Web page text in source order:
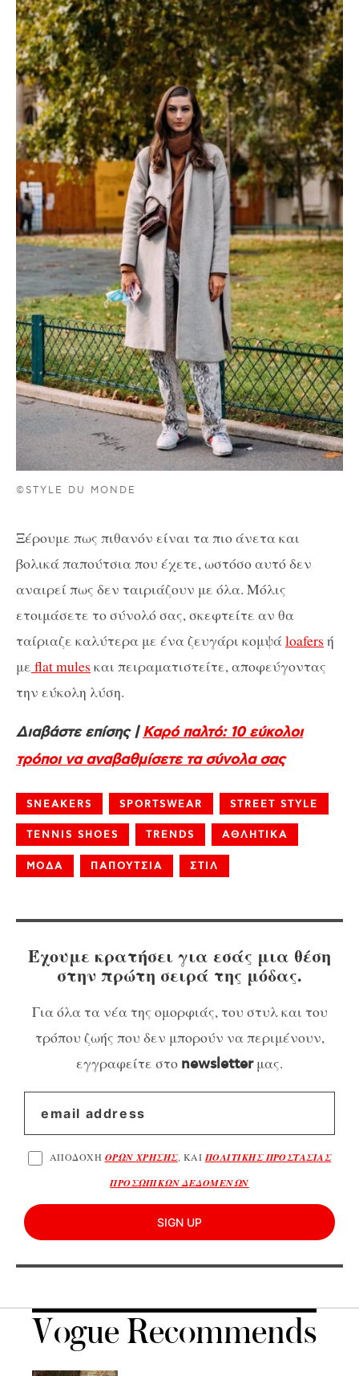
©STYLE DU MONDE
Ξέρουμε πως πιθανόν είναι τα πιο άνετα και
βολικά παπούτσια που έχετε, ωστόσο αυτό δεν
αναιρεί πως δεν ταιριάζουν με όλα. Μόλις
ετοιμάσετε το σύνολό σας, σκεφτείτε αν θα
ταίριαζε καλύτερα με ένα ζευγάρι κομψάloafers ή
με flat mules και πειραματιστείτε, αποφεύγοντας
την εύκολη λύση.
Διαβάστε επίσης |Καρό παλτό: 10 εύκολοι
τρόποι να αναβαθμίσετε τα σύνολα σας
SNEAKERS SPORTSWEAR STREET STYLE
TENNIS SHOES TRENDS ΑΘΛΗΤΙΚΑ
ΜΟΔΑ ΠΑΠΟΥΤΣΙΑ ΣΤΙΛ
Έχουμε κρατήσει για εσάς μια θέση
στην πρώτη σειρά της μόδας.
Για όλα τα νέα της ομορφιάς, του στυλ και του
τρόπου ζωής που δεν μπορούν να περιμένουν,
εγγραφείτε στο newsletterμας.
ΑΠΟΔΟΧΗ ΟΡΩΝ ΧΡΗΣΗΣ, ΚΑΙΠΟΛΙΤΙΚΗΣ ΠΡΟΣΤΑΣΙΑΣ
ΠΡΟΣΩΠΙΚΩΝ ΔΕΔΟΜΕΝΩΝ
SIGN UP
Vogue Recommends